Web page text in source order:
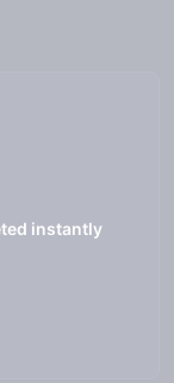
instantly